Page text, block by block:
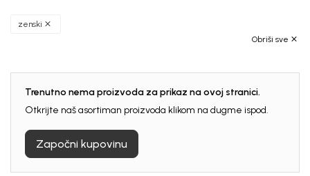
zenski
Obriši sve
Trenutno nema proizvoda za prikaz na ovoj stranici.
Otkrijte naš asortiman proizvoda klikom na dugme ispod.
Započni kupovinu